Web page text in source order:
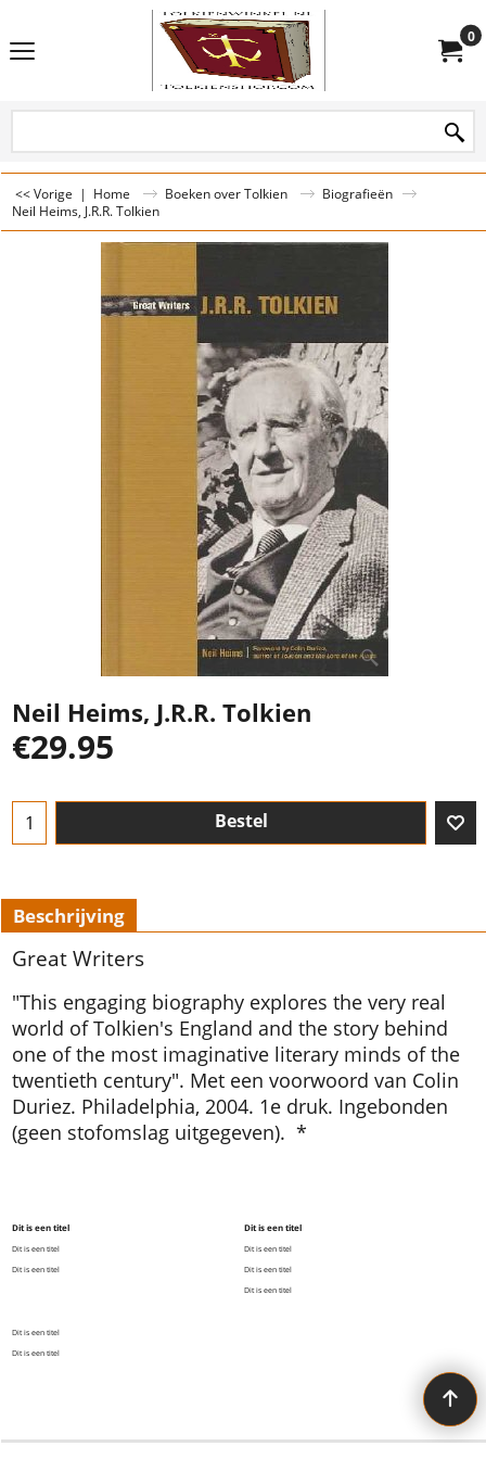
0
<< Vorige | Home Boeken over Tolkien
Biografieën
Neil Heims, J.R.R. Tolkien
Neil Heims, J.R.R. Tolkien
€29.95
Bestel
Beschrijving
Great Writers
"This engaging biography explores the very real
world of Tolkien's England and the story behind
one of the most imaginative literary minds of the
twentieth century". Met een voorwoord van Colin
Duriez. Philadelphia, 2004. 1e druk. Ingebonden
(geen stofomslag uitgegeven). *
Dit is een titel
Dit is een titel
Dit is een titel
Dit is een titel
Dit is een titel
Dit is een titel
Dit is een titel
Dit is een titel
Dit is een titel
All the Tolkien you need!